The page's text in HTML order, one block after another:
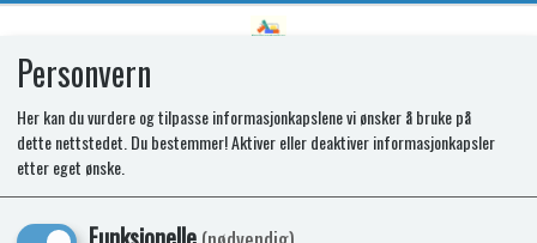
Grill O-Grill Piknik 600 Rød
For gassboks EN417
Personvern
Her kan du vurdere og tilpasse informasjonkapslene vi ønsker å bruke på
dette nettstedet. Du bestemmer! Aktiver eller deaktiver informasjonkapsler
etter eget ønske.